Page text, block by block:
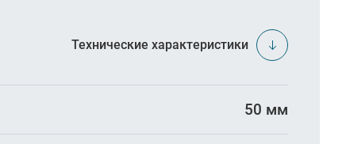
Оснастка
Технические характеристики
50 мм